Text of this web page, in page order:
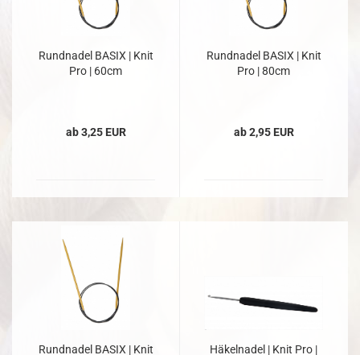
Rundnadel BASIX | Knit
Pro | 60cm
ab 3,25 EUR
Rundnadel BASIX | Knit
Pro | 80cm
ab 2,95 EUR
Rundnadel BASIX | Knit Häkelnadel | Knit Pro |